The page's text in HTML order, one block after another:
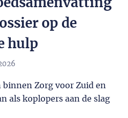
op de
hulp
Zorg voor Zuid en
als koplopers aan de slag